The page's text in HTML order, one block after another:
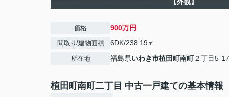
【外観】
価格 900万円
間取り/建物面積 6DK/238.19㎡
所在地 福島県いわき市植田町南町２丁目5-17
植田町南町二丁目 中古一戸建ての基本情報